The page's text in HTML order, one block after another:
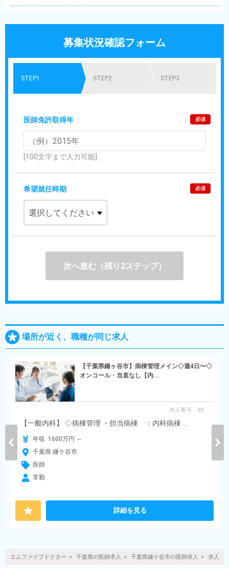
募集状況確認フォーム
STEP1 STEP2 STEP3
医師免許取得年 必須
[100文字まで入力可能]
希望就任時期 必須
次へ進む（残り2ステップ）
場所が近く、職種が同じ求人
【千葉県鎌ヶ谷市】病棟管理メイン◇週4日〜◇
オンコール・当直なし【内...
求人番号：89
【一般内科】 ◇病棟管理 ・担当病棟 ：内科病棟 ...
年収 1600万円 ～
千葉県 鎌ケ谷市
医師
常勤
詳細を見る
エムファイブドクター 千葉県の医師求人 千葉県鎌ケ谷市の医師求人 求人番